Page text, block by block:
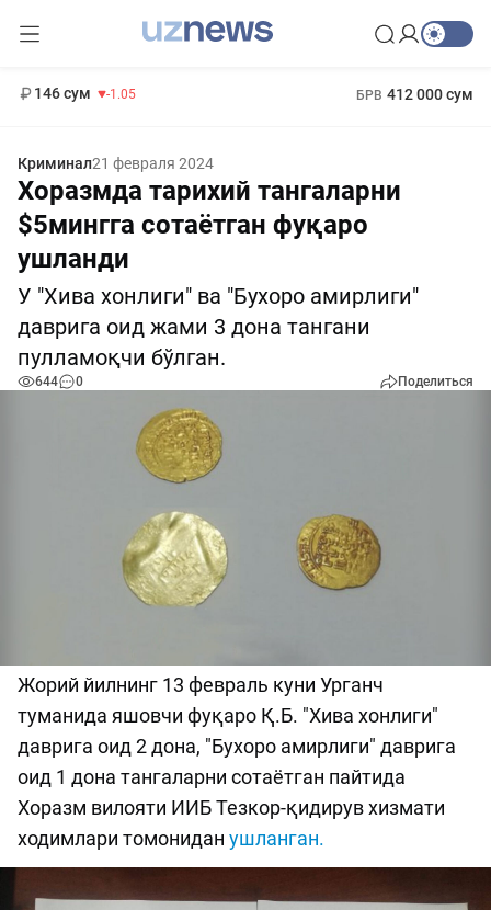
146 сум -1.05 БРВ 412 000 сум
Криминал21 февраля 2024
Хоразмда тарихий тангаларни
$5мингга сотаётган фуқаро
ушланди
У "Хива хонлиги" ва "Бухоро амирлиги"
даврига оид жами 3 дона тангани
пулламоқчи бўлган.
644 0 Поделиться
Жорий йилнинг 13 февраль куни Урганч
туманида яшовчи фуқаро Қ.Б. "Хива хонлиги"
даврига оид 2 дона, "Бухоро амирлиги" даврига
оид 1 дона тангаларни сотаётган пайтида
Хоразм вилояти ИИБ Тезкор-қидирув хизмати
ходимлари томонидан ушланган.